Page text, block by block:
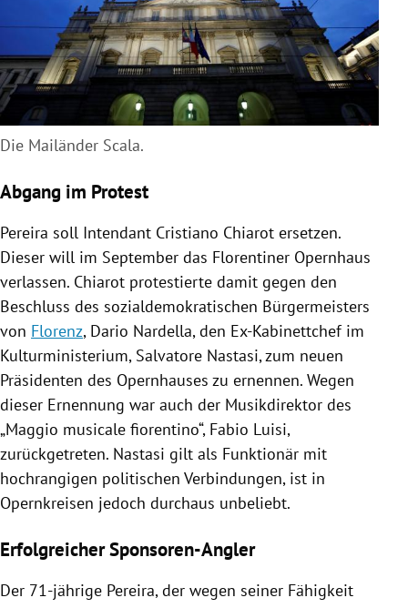
Die Mailänder Scala.
Abgang im Protest
Pereira soll Intendant Cristiano Chiarot ersetzen.
Dieser will im September das Florentiner Opernhaus
verlassen. Chiarot protestierte damit gegen den
Beschluss des sozialdemokratischen Bürgermeisters
von Florenz, Dario Nardella, den Ex-Kabinettchef im
Kulturministerium, Salvatore Nastasi, zum neuen
Präsidenten des Opernhauses zu ernennen. Wegen
dieser Ernennung war auch der Musikdirektor des
„Maggio musicale fiorentino“, Fabio Luisi,
zurückgetreten. Nastasi gilt als Funktionär mit
hochrangigen politischen Verbindungen, ist in
Opernkreisen jedoch durchaus unbeliebt.
Erfolgreicher Sponsoren-Angler
Der 71-jährige Pereira, der wegen seiner Fähigkeit